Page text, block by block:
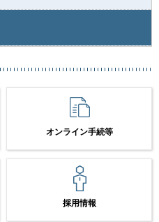
オンライン手続等
採用情報